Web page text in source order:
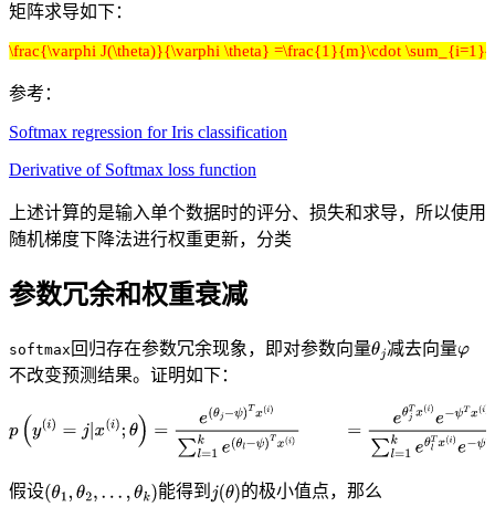
矩阵求导如下：
\frac{\varphi J(\theta)}{\varphi \theta} =\frac{1}{m}\cdot
参考：
Softmax regression for Iris classification
Derivative of Softmax loss function
上述计算的是输入单个数据时的评分、损失和求导，所以使用
随机梯度下降法进行权重更新，分类
参数冗余和权重衰减
softmax 回归存在参数冗余现象，即对参数向量
减去向量
不改变预测结果。证明如下：
假设 能得到
的极小值点，那么